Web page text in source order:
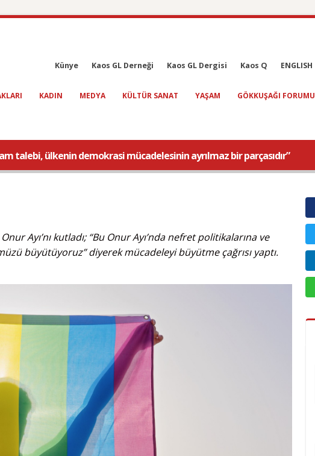
Künye Kaos GL Derneği Kaos GL Dergisi Kaos Q ENGLISH
KADIN MEDYA KÜLTÜR SANAT YAŞAM GÖKKUŞAĞI FORUMU
talebi, ülkenin demokrasi mücadelesinin ayrılmaz bir parçasıdır”
Ayı’nı kutladı; “Bu Onur Ayı’nda nefret politikalarına ve
büyütüyoruz” diyerek mücadeleyi büyütme çağrısı yaptı.